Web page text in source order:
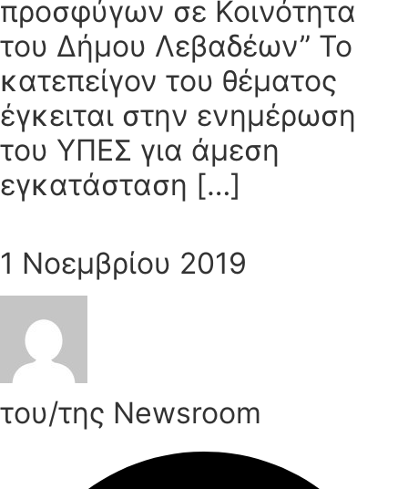
προσφύγων σε Κοινότητα
του Δήμου Λεβαδέων” Το
κατεπείγον του θέματος
έγκειται στην ενημέρωση
του ΥΠΕΣ για άμεση
εγκατάσταση […]
1 Νοεμβρίου 2019
του/της Newsroom